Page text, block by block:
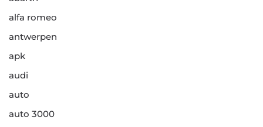
alfa romeo
antwerpen
apk
audi
auto
auto 3000